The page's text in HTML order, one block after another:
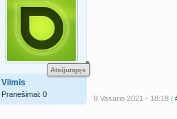
Atsijungęs
Vilmis
Pranešimai: 0 8 Vasario 2021 - 18:18 /